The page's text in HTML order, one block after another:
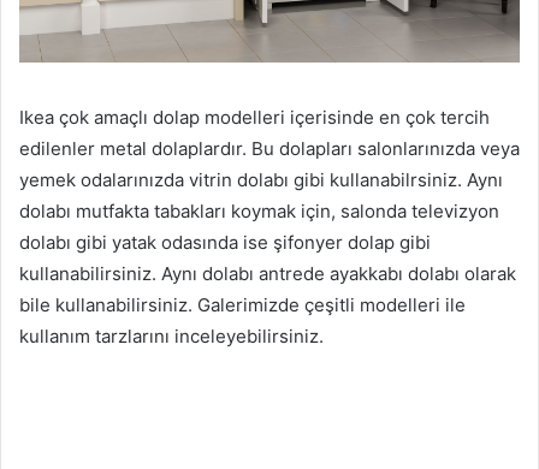
Ikea çok amaçlı dolap modelleri içerisinde en çok tercih
edilenler metal dolaplardır. Bu dolapları salonlarınızda veya
yemek odalarınızda vitrin dolabı gibi kullanabilrsiniz. Aynı
dolabı mutfakta tabakları koymak için, salonda televizyon
dolabı gibi yatak odasında ise şifonyer dolap gibi
kullanabilirsiniz. Aynı dolabı antrede ayakkabı dolabı olarak
bile kullanabilirsiniz. Galerimizde çeşitli modelleri ile
kullanım tarzlarını inceleyebilirsiniz.